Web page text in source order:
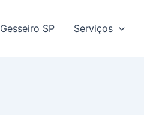
Gesseiro SP Serviços